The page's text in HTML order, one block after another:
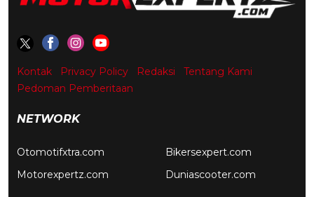
Kontak Privacy Policy Redaksi
Tentang Kami
Pedoman Pemberitaan
NETWORK
Otomotifxtra.com
Motorexpertz.com
Bikersexpert.com
Duniascooter.com